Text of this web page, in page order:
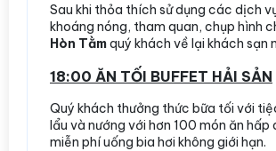
Sau khi thỏa thích sử dụng các dịch
khoáng nóng, tham quan, chụp hình
Hòn Tằmquý khách về lại khách sạn
18:00 ĂN TỐI BUFFET HẢI SẢN
Quý khách thưởng thức bữa tối với
lẩu và nướng với hơn 100 món ăn
miễn phí uống bia hơi không giới hạn.